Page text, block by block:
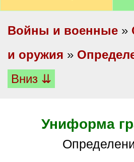
Войны и военные »
и оружия »
Вниз ⇊
Униформа